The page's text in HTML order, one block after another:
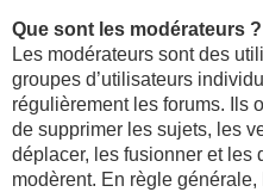
Que sont les modérateurs ?
Les modérateurs sont des
groupes d’utilisateurs
régulièrement les forums. Ils
de supprimer les sujets, les
déplacer, les fusionner et les
modèrent. En règle